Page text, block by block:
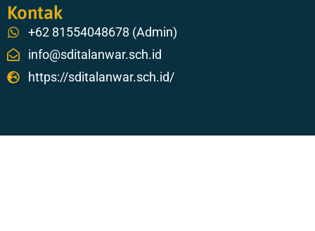
Kontak
+62 81554048678 (Admin)
info@sditalanwar.sch.id
https://sditalanwar.sch.id/